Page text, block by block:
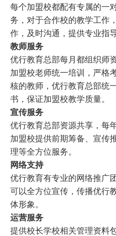
每个加盟校都配有专属的一
务，对于合作校的教学工作
作，及时沟通，提供专业指导
教师服务
优行教育总部每月都组织师
加盟校老师统一培训，严格
核的教师，优行教育总部统
书，保证加盟校教学质量。
宣传服务
优行教育总部资源共享，每
加盟校提供前期筹备、宣传
理等全方位服务。
网络支持
优行教育有专业的网络推广
可以全方位宣传，传播优行
体形象。
运营服务
提供校长学校相关管理资料